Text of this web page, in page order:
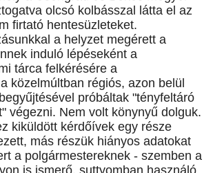
olcsó kolbásszal látta el az
firtató hentesüzleteket.
a helyzet megérett a
induló lépéseként a
tárca felkérésére a
közelmúltban régiós, azon belül
próbáltak "tényfeltáró
végezni. Nem volt könynyű dolguk.
kiküldött kérdőívek egy része
más részük hiányos adatokat
a polgármestereknek - szemben a